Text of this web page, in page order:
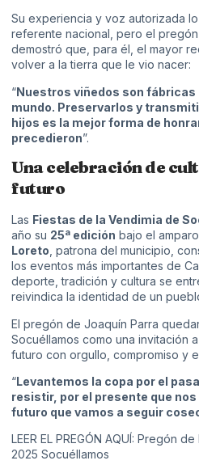
Su experiencia y voz autorizada
referente nacional, pero el
demostró que, para él, el mayor
volver a la tierra que le vio nacer:
“Nuestros viñedos son fábricas
mundo. Preservarlos y
hijos es la mejor forma de
precedieron”.
Una celebración de
futuro
Las Fiestas de la Vendimia de
año su 25ª edición bajo el
Loreto , patrona del municipio,
los eventos más importantes de
deporte, tradición y cultura se
reivindica la identidad de un
El pregón de Joaquín Parra
Socuéllamos como una invitación
futuro con orgullo, compromiso y
“Levantemos la copa por el
resistir, por el presente que
futuro que vamos a seguir
LEER EL PREGÓN AQUÍ: Pregón de
2025 Socuéllamos